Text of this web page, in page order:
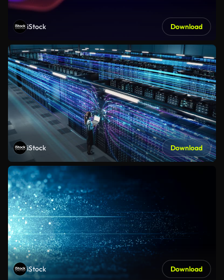
iStock Download
iStock Download
iStock Download